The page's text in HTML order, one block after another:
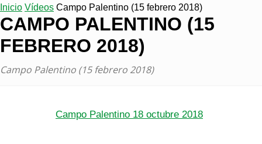
Inicio Vídeos Campo Palentino (15 febrero 2018)
CAMPO PALENTINO (15
FEBRERO 2018)
Campo Palentino (15 febrero 2018)
Campo Palentino 18 octubre 2018